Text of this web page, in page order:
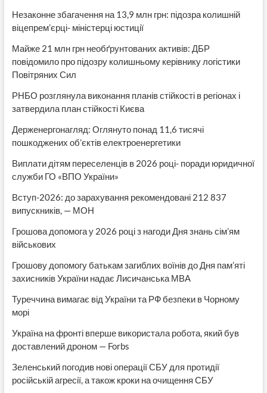
летний
срок
конфискацией?!
(+ВИДЕО)
Незаконне збагачення на 13,9 млн грн: підозра колишній
віцепрем’єрці- міністерці юстиції
Майже 21 млн грн необґрунтованих активів: ДБР
повідомило про підозру колишньому керівнику логістики
Повітряних Сил
РНБО розглянула виконання планів стійкості в регіонах і
затвердила план стійкості Києва
Держенергонагляд: Оглянуто понад 11,6 тисячі
пошкоджених об’єктів електроенергетики
Виплати дітям переселенців в 2026 році- поради юридичної
служби ГО «ВПО України»
Вступ-2026: до зарахування рекомендовані 212 837
випускників, — МОН
Грошова допомога у 2026 році з нагоди Дня знань сім’ям
військових
Грошову допомогу батькам загиблих воїнів до Дня пам’яті
захисників України надає Лисичанська МВА
Туреччина вимагає від України та РФ безпеки в Чорному
морі
Україна на фронті вперше використала робота, який був
доставлений дроном — Forbs
Зеленський погодив нові операції СБУ для протидії
російській агресії, а також кроки на очищення СБУ